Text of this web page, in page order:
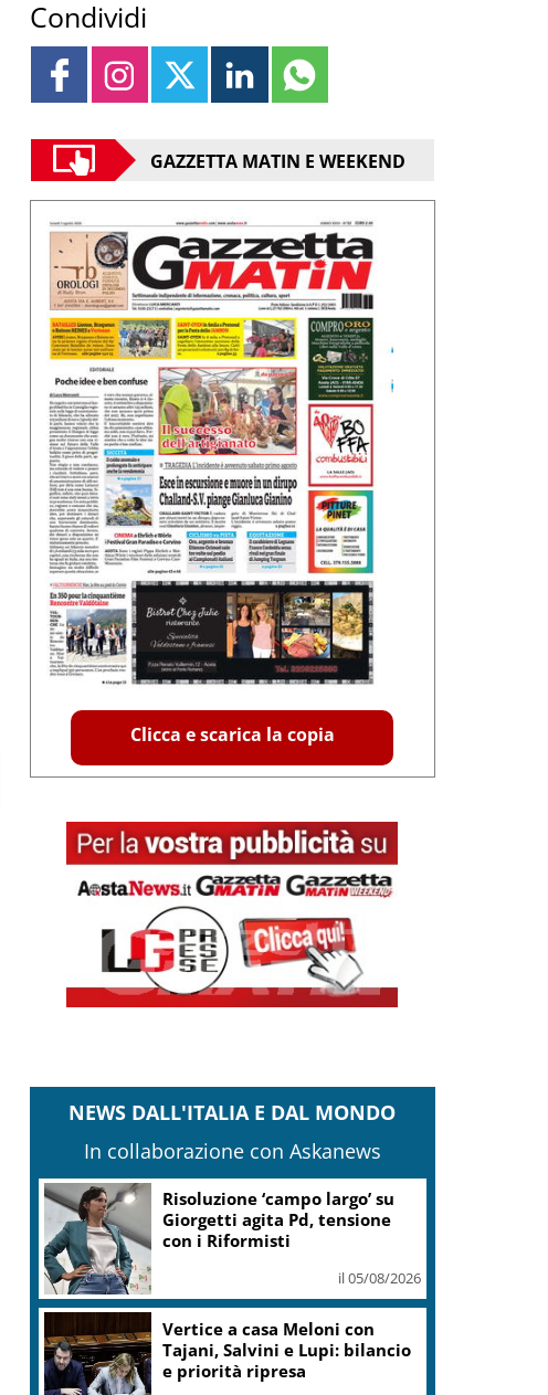
Condividi
GAZZETTA MATIN E WEEKEND
Clicca e scarica la copia
NEWS DALL'ITALIA E DAL MONDO
In collaborazione con Askanews
Risoluzione ‘campo largo’ su
Giorgetti agita Pd, tensione
con i Riformisti
il 05/08/2026
Vertice a casa Meloni con
Tajani, Salvini e Lupi: bilancio
e priorità ripresa